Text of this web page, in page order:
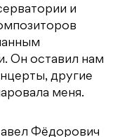
и
Он оставил нам
другие
меня.
Фёдорович